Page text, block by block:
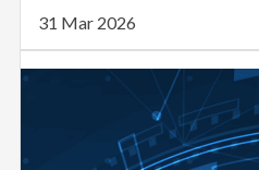
31 Mar 2026